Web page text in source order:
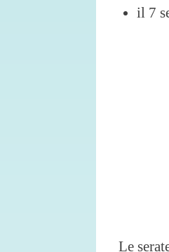
il 7
Le